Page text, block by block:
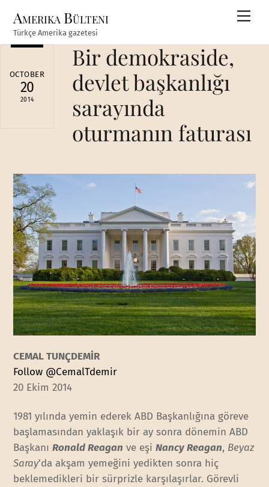
content
Amerika Bülteni
Türkçe Amerika gazetesi
OCTOBER
20
2014
Bir demokraside,
devlet başkanlığı
sarayında
oturmanın faturası
CEMAL TUNÇDEMİR
Follow @CemalTdemir
20 Ekim 2014
1981 yılında yemin ederek ABD Başkanlığına göreve
başlamasından yaklaşık bir ay sonra dönemin ABD
BaşkanıRonald Reagan ve eşiNancy Reagan, Beyaz
Saray’da akşam yemeğini yedikten sonra hiç
beklemedikleri bir sürprizle karşılaşırlar. Görevli